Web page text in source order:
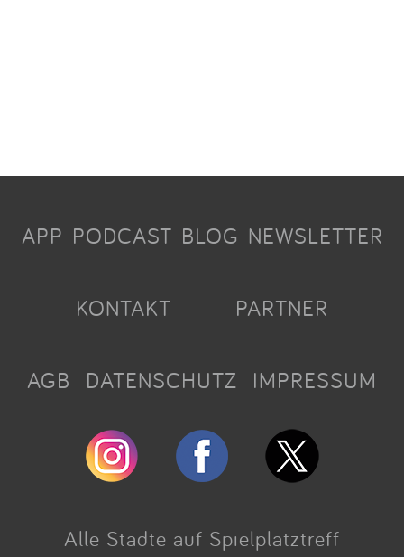
APP PODCAST BLOG NEWSLETTER
KONTAKT PARTNER
AGB DATENSCHUTZ IMPRESSUM
Alle Städte auf Spielplatztreff